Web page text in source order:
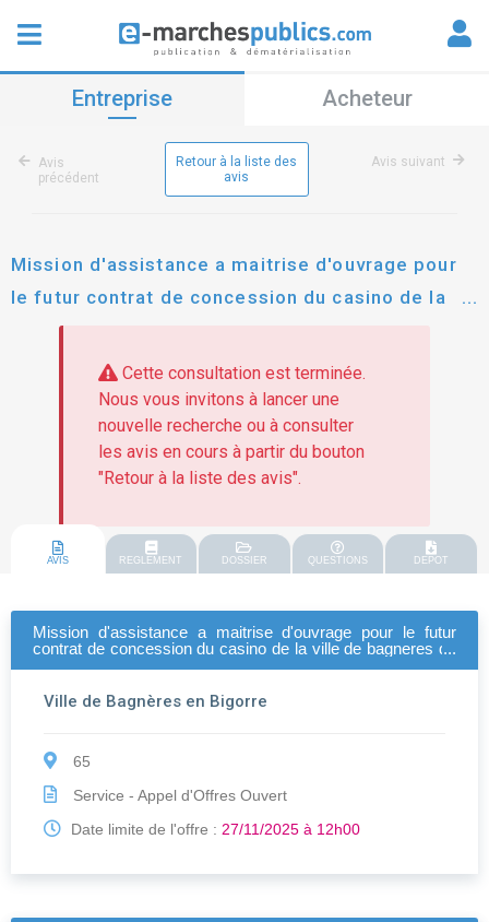
Entreprise Acheteur
Avis
précédent
Retour à la liste des
avis
Avis suivant
Mission d'assistance a maitrise d'ouvrage pour
le futur contrat de concession du casino de la
ville de bagneres de bigorre
Cette consultation est terminée.
Nous vous invitons à lancer une
nouvelle recherche ou à consulter
les avis en cours à partir du bouton
"Retour à la liste des avis".
AVIS REGLEMENT DOSSIER QUESTIONS DEPOT
Mission d'assistance a maitrise d'ouvrage pour le futur
contrat de concession du casino de la ville de bagneres de
Ville de Bagnères en Bigorre
65
Service - Appel d'Offres Ouvert
Date limite de l'offre : 27/11/2025 à 12h00